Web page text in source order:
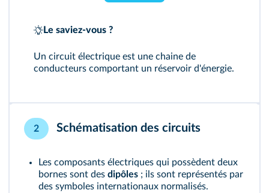
Le saviez-vous ?
Un circuit électrique est une chaine de
conducteurs comportant un réservoir d'énergie.
2 Schématisation des circuits
Les composants électriques qui possèdent deux
bornes sont des dipôles ; ils sont représentés par
des symboles internationaux normalisés.